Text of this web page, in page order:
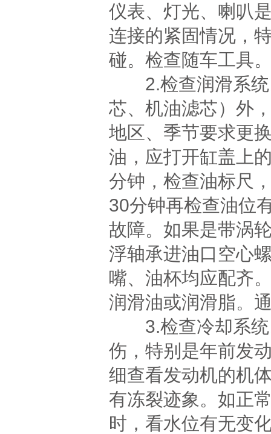
仪表、灯光、喇叭
连接的紧固情况，
碰。检查随车工具
2.检查润滑系统
芯、机油滤芯）外
地区、季节要求更
油，应打开缸盖上
分钟，检查油标尺
30分钟再检查油位
故障。如果是带涡
浮轴承进油口空心
嘴、油杯均应配齐
润滑油或润滑脂。
3.检查冷却系统
伤，特别是年前发
细查看发动机的机
有冻裂迹象。如正
时，看水位有无变